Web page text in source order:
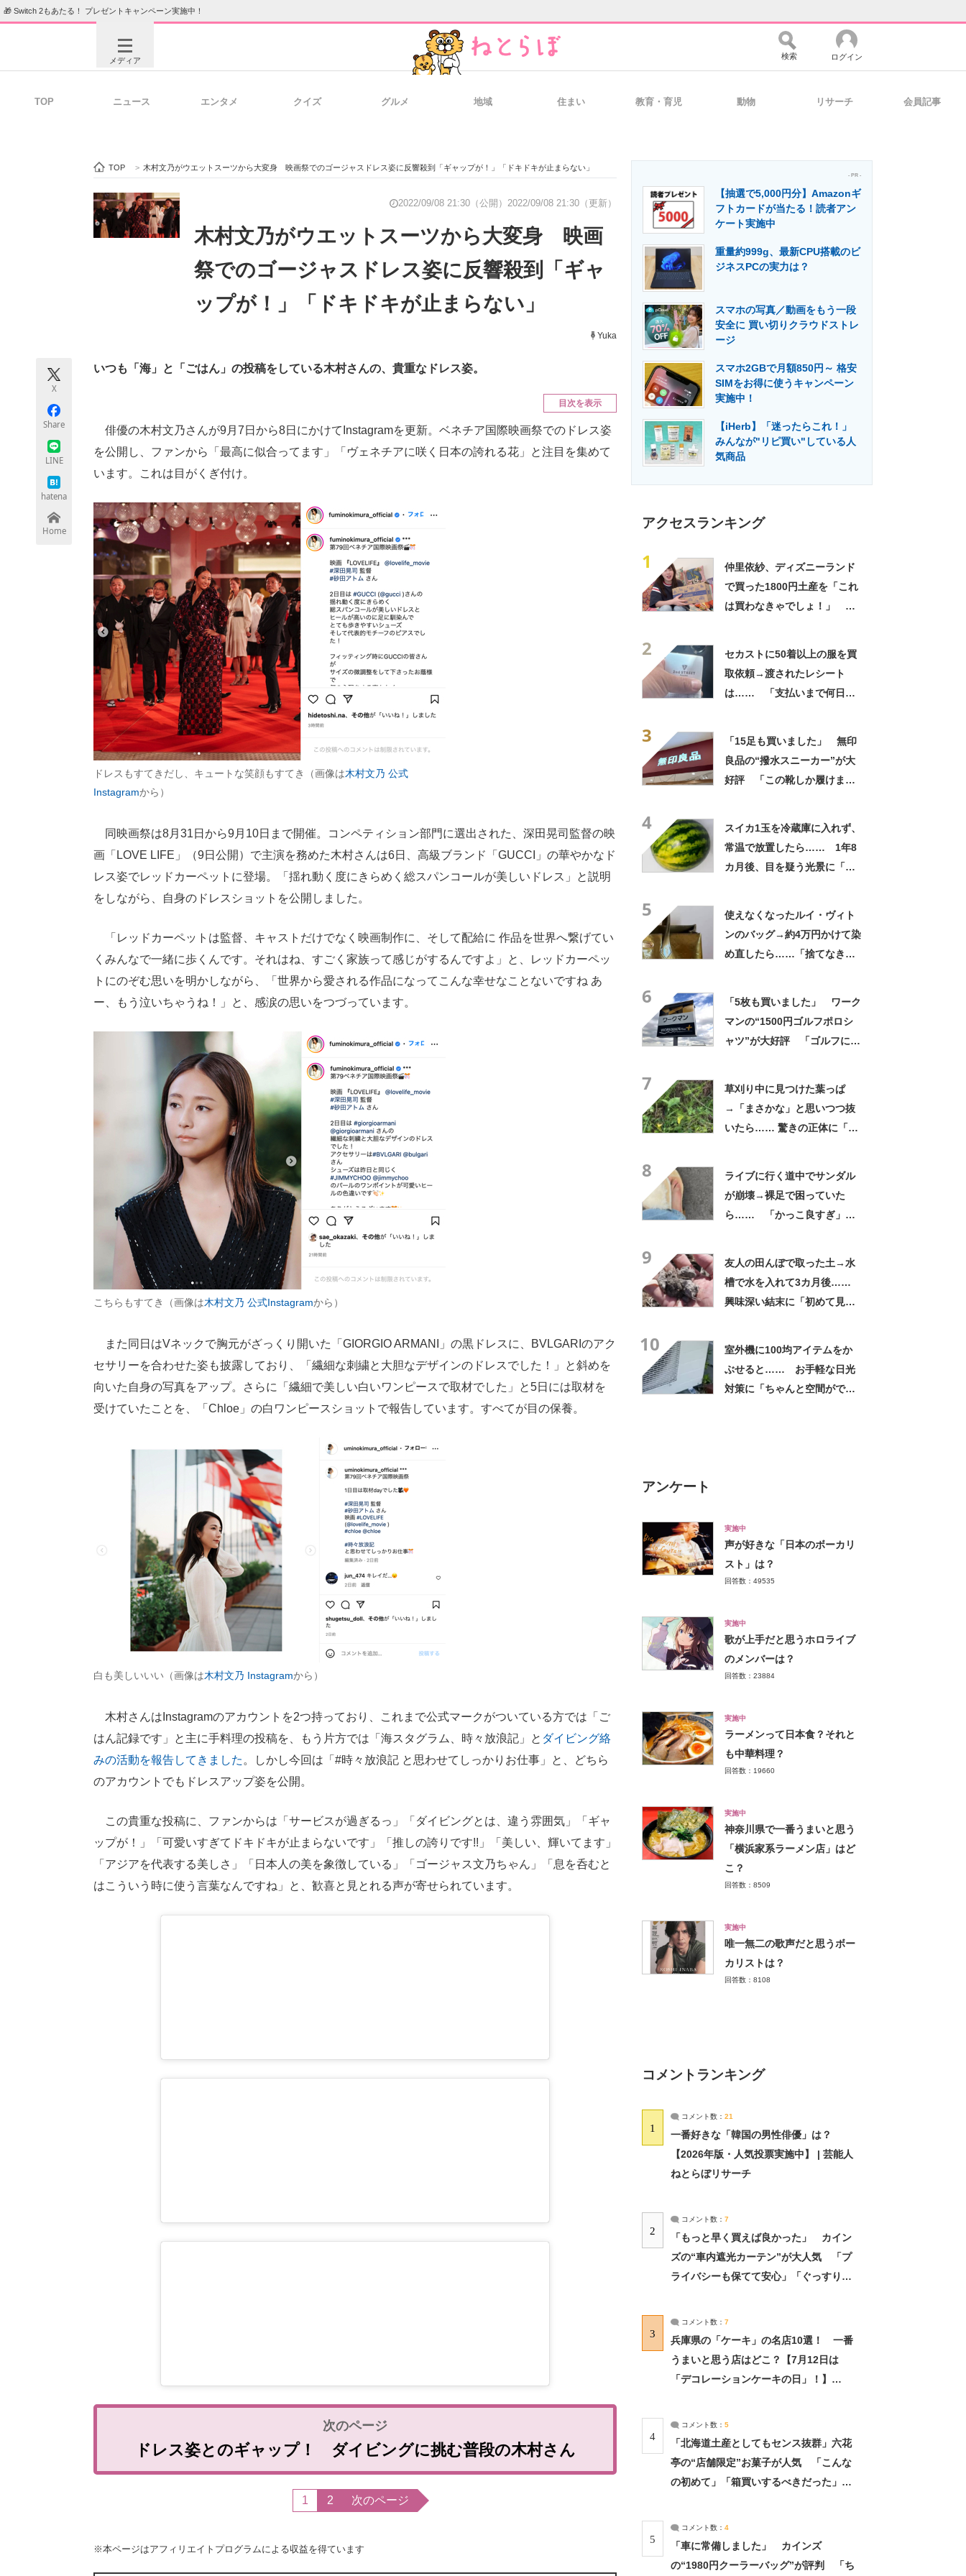
🎁 Switch 2もあたる！ プレゼントキャンペーン実施中！
メディア
ビジネスと働き方のヒント 経営リーダーのコミュニティ マーケ×ITの今がよく分かる
ITエンジニア向け専門サイト 企業向けIT製品の総合サイト IT製品の技術・比較・事例 製造業のIT導入・活用を支援
エネルギーの専門メディア 建設×テクノロジーの最前線
検索 ログイン
TOP ニュース エンタメ クイズ グルメ 地域 住まい 教育・育児 動物 リサーチ 会員記事
TOP > 木村文乃がウエットスーツから大変身 映画祭でのゴージャスドレス姿に反響殺到「ギャップが！」「ドキドキが止まらない」
2022/09/08 21:30（公開） 2022/09/08 21:30（更新）
木村文乃がウエットスーツから大変身 映画
祭でのゴージャスドレス姿に反響殺到「ギャ
ップが！」「ドキドキが止まらない」
Yuka
X
Share
LINE
hatena
Home
いつも「海」と「ごはん」の投稿をしている木村さんの、貴重なドレス姿。
目次を表示
俳優の木村文乃さんが9月7日から8日にかけてInstagramを更新。ベネチア国際映画祭でのドレス姿
を公開し、ファンから「最高に似合ってます」「ヴェネチアに咲く日本の誇れる花」と注目を集めて
います。これは目がくぎ付け。
ドレスもすてきだし、キュートな笑顔もすてき（画像は木村文乃 公式
Instagramから）
同映画祭は8月31日から9月10日まで開催。コンペティション部門に選出された、深田晃司監督の映
画「LOVE LIFE」（9日公開）で主演を務めた木村さんは6日、高級ブランド「GUCCI」の華やかなド
レス姿でレッドカーペットに登場。「揺れ動く度にきらめく総スパンコールが美しいドレス」と説明
をしながら、自身のドレスショットを公開しました。
「レッドカーペットは監督、キャストだけでなく映画制作に、そして配給に 作品を世界へ繋げてい
くみんなで一緒に歩くんです。それはね、すごく家族って感じがするんですよ」と、レッドカーペッ
トにのぞむ思いを明かしながら、「世界から愛される作品になってこんな幸せなことないですね あ
ー、もう泣いちゃうね！」と、感涙の思いをつづっています。
こちらもすてき（画像は木村文乃 公式Instagramから）
また同日はVネックで胸元がざっくり開いた「GIORGIO ARMANI」の黒ドレスに、BVLGARIのアク
セサリーを合わせた姿も披露しており、「繊細な刺繍と大胆なデザインのドレスでした！」と斜めを
向いた自身の写真をアップ。さらに「繊細で美しい白いワンピースで取材でした」と5日には取材を
受けていたことを、「Chloe」の白ワンピースショットで報告しています。すべてが目の保養。
白も美しいいい（画像は木村文乃 Instagramから）
木村さんはInstagramのアカウントを2つ持っており、これまで公式マークがついている方では「ご
はん記録です」と主に手料理の投稿を、もう片方では「海スタグラム、時々放浪記」と ダイビング絡
みの活動を報告してきました 。しかし今回は「#時々放浪記 と思わせてしっかりお仕事」と、どちら
のアカウントでもドレスアップ姿を公開。
この貴重な投稿に、ファンからは「サービスが過ぎるっ」「ダイビングとは、違う雰囲気」「ギャ
ップが！」「可愛いすぎてドキドキが止まらないです」「推しの誇りです!!」「美しい、輝いてます」
「アジアを代表する美しさ」「日本人の美を象徴している」「ゴージャス文乃ちゃん」「息を呑むと
はこういう時に使う言葉なんですね」と、歓喜と見とれる声が寄せられています。
ドレス姿とのギャップ！ ダイビングに挑む普段の木村さん
1 2 次のページ
※本ページはアフィリエイトプログラムによる収益を得ています
- PR -
【抽選で5,000円分】Amazonギ
フトカードが当たる！読者アン
ケート実施中
重量約999g、最新CPU搭載のビ
ジネスPCの実力は？
スマホの写真／動画をもう一段
安全に 買い切りクラウドストレ
ージ
スマホ2GBで月額850円～ 格安
SIMをお得に使うキャンペーン
実施中！
【iHerb】「迷ったらこれ！」
みんなが"リピ買い"している人
気商品
アクセスランキング
1
仲里依紗、ディズニーランド
で買った1800円土産を「これ
は買わなきゃでしょ！」
2
セカストに50着以上の服を買
取依頼→渡されたレシート
は…… 「支払いまで何日か
3
「15足も買いました」 無印
良品の“撥水スニーカー”が大
好評 「この靴しか履けませ
4
スイカ1玉を冷蔵庫に入れず、
常温で放置したら…… 1年8
カ月後、目を疑う光景に「ヤ
5
使えなくなったルイ・ヴィト
ンのバッグ→約4万円かけて染
め直したら……「捨てなきゃ
6
「5枚も買いました」 ワーク
マンの“1500円ゴルフポロシ
ャツ”が大好評 「ゴルフにも
7
草刈り中に見つけた葉っぱ
→「まさかな」と思いつつ抜
いたら…… 驚きの正体に「お
8
ライブに行く道中でサンダル
が崩壊→裸足で困っていた
ら…… 「かっこ良すぎ」ま
9
友人の田んぼで取った土→水
槽で水を入れて3カ月後……
興味深い結末に「初めて見
10
室外機に100均アイテムをか
ぶせると…… お手軽な日光
対策に「ちゃんと空間ができ
アンケート
実施中
声が好きな「日本のボーカリ
スト」は？
回答数：49535
実施中
歌が上手だと思うホロライブ
のメンバーは？
回答数：23884
実施中
ラーメンって日本食？それと
も中華料理？
回答数：19660
実施中
神奈川県で一番うまいと思う
「横浜家系ラーメン店」はど
こ？
回答数：8509
実施中
唯一無二の歌声だと思うボー
カリストは？
回答数：8108
コメントランキング
1
コメント数： 21
一番好きな「韓国の男性俳優」は？
【2026年版・人気投票実施中】 | 芸能人
ねとらぼリサーチ
2
コメント数： 7
「もっと早く買えば良かった」 カイン
ズの“車内遮光カーテン”が大人気 「プ
ライバシーも保てて安心」「ぐっすり眠
3
コメント数： 7
兵庫県の「ケーキ」の名店10選！ 一番
うまいと思う店はどこ？【7月12日は
「デコレーションケーキの日」！】
4
コメント数： 5
「北海道土産としてもセンス抜群」六花
亭の“店舗限定”お菓子が人気 「こんな
の初めて」「箱買いするべきだった」
5
コメント数： 4
「車に常備しました」 カインズ
の“1980円クーラーバッグ”が評判 「ち